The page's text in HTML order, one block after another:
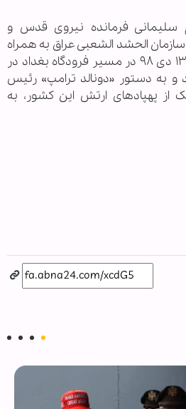
سلیمانی فرمانده نیروی قدس و
الحشد الشعبی عراق به همراه
۸ نفر دیگر بامداد جمعه ۱۳ دی ۹۸ در مسیر فرودگاه بغداد در
و به دستور «دونالد ترامپ» رئیس
از پهپادهای ارتش این کشور، به